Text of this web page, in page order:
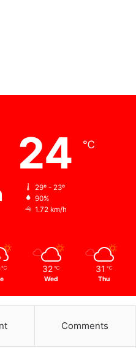
24 ℃
29º - 23º
90%
1.72 km/h
℃ 32 ℃
Wed
31 ℃
Thu
Comments